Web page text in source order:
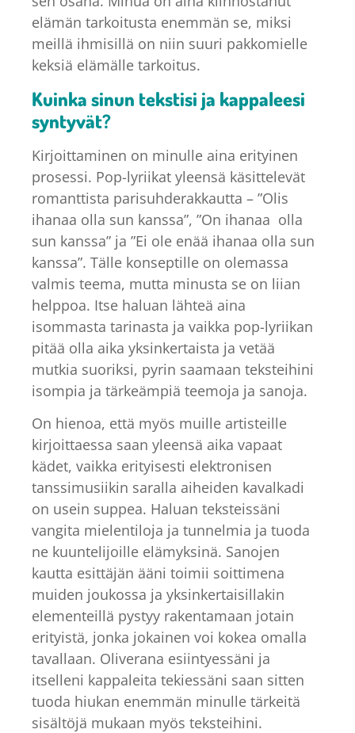
elämän tarkoitusta enemmän se, miksi
meillä ihmisillä on niin suuri pakkomielle
keksiä elämälle tarkoitus.
Kuinka sinun tekstisi ja kappaleesi
syntyvät?
Kirjoittaminen on minulle aina erityinen
prosessi. Pop-lyriikat yleensä käsittelevät
romanttista parisuhderakkautta – ”Olis
ihanaa olla sun kanssa”, ”On ihanaa olla
sun kanssa” ja ”Ei ole enää ihanaa olla sun
kanssa”. Tälle konseptille on olemassa
valmis teema, mutta minusta se on liian
helppoa. Itse haluan lähteä aina
isommasta tarinasta ja vaikka pop-lyriikan
pitää olla aika yksinkertaista ja vetää
mutkia suoriksi, pyrin saamaan teksteihini
isompia ja tärkeämpiä teemoja ja sanoja.
On hienoa, että myös muille artisteille
kirjoittaessa saan yleensä aika vapaat
kädet, vaikka erityisesti elektronisen
tanssimusiikin saralla aiheiden kavalkadi
on usein suppea. Haluan teksteissäni
vangita mielentiloja ja tunnelmia ja tuoda
ne kuuntelijoille elämyksinä. Sanojen
kautta esittäjän ääni toimii soittimena
muiden joukossa ja yksinkertaisillakin
elementeillä pystyy rakentamaan jotain
erityistä, jonka jokainen voi kokea omalla
tavallaan. Oliverana esiintyessäni ja
itselleni kappaleita tekiessäni saan sitten
tuoda hiukan enemmän minulle tärkeitä
sisältöjä mukaan myös teksteihini.